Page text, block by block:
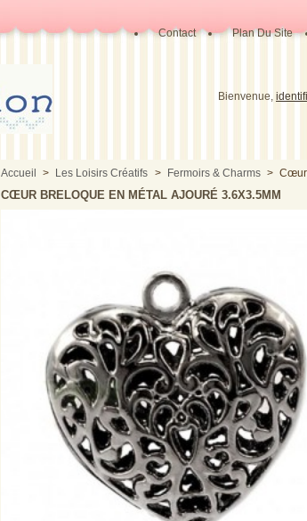
Contact Plan Du Site
Bienvenue,
Accueil > Les Loisirs Créatifs > Fermoirs & Charms > Cœur
CŒUR BRELOQUE EN MÉTAL AJOURÉ 3.6X3.5MM